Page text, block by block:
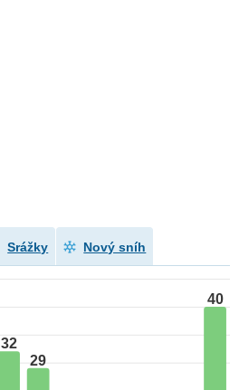
Srážky Nový sníh
32
29
40